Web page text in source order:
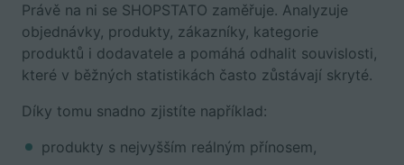
Právě na ni se SHOPSTATO zaměřuje. Analyzuje
objednávky, produkty, zákazníky, kategorie
produktů i dodavatele a pomáhá odhalit souvislosti,
které v běžných statistikách často zůstávají skryté.
Díky tomu snadno zjistíte například:
produkty s nejvyšším reálným přínosem,